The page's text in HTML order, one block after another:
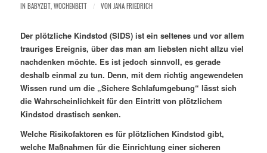
IN BABYZEIT,WOCHENBETT / VON JANA FRIEDRICH
Der plötzliche Kindstod (SIDS) ist ein seltenes und vor allem
trauriges Ereignis, über das man am liebsten nicht allzu viel
nachdenken möchte. Es ist jedoch sinnvoll, es gerade
deshalb einmal zu tun. Denn, mit dem richtig angewendeten
Wissen rund um die „Sichere Schlafumgebung“ lässt sich
die Wahrscheinlichkeit für den Eintritt von plötzlichem
Kindstod drastisch senken.
Welche Risikofaktoren es für plötzlichen Kindstod gibt,
welche Maßnahmen für die Einrichtung einer sicheren